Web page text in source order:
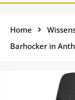
Home
Barhocker in